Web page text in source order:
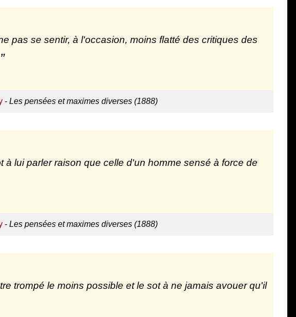
pas se sentir, à l'occasion, moins flatté des critiques des
- Les pensées et maximes diverses (1888)
lui parler raison que celle d'un homme sensé à force de
- Les pensées et maximes diverses (1888)
trompé le moins possible et le sot à ne jamais avouer qu'il